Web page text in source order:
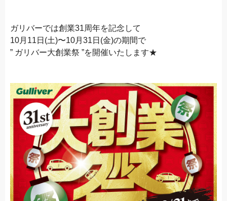
ガリバーでは創業31周年を記念して
10月11日(土)〜10月31日(金)の期間で
” ガリバー大創業祭 ”を開催いたします★